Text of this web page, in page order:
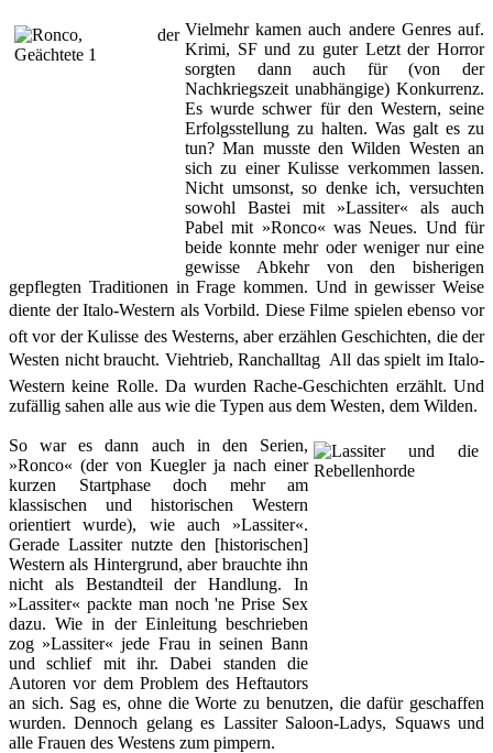
Vielmehr kamen auch andere Genres auf.
Krimi, SF und zu guter Letzt der Horror
sorgten dann auch für (von der
Nachkriegszeit unabhängige) Konkurrenz.
Es wurde schwer für den Western, seine
Erfolgsstellung zu halten. Was galt es zu
tun? Man musste den Wilden Westen an
sich zu einer Kulisse verkommen lassen.
Nicht umsonst, so denke ich, versuchten
sowohl Bastei mit »Lassiter« als auch
Pabel mit »Ronco« was Neues. Und für
beide konnte mehr oder weniger nur eine
gewisse Abkehr von den bisherigen
gepflegten Traditionen in Frage kommen. Und in gewisser Weise
diente der Italo-Western als Vorbild. Diese Filme spielen ebenso vor
oft vor der Kulisse des Westerns, aber erzählen Geschichten, die der
Westen nicht braucht. Viehtrieb, Ranchalltag  All das spielt im Italo-
Western keine Rolle. Da wurden Rache-Geschichten erzählt. Und
zufällig sahen alle aus wie die Typen aus dem Westen, dem Wilden.
So war es dann auch in den Serien,
»Ronco« (der von Kuegler ja nach einer
kurzen Startphase doch mehr am
klassischen und historischen Western
orientiert wurde), wie auch »Lassiter«.
Gerade Lassiter nutzte den [historischen]
Western als Hintergrund, aber brauchte ihn
nicht als Bestandteil der Handlung. In
»Lassiter« packte man noch 'ne Prise Sex
dazu. Wie in der Einleitung beschrieben
zog »Lassiter« jede Frau in seinen Bann
und schlief mit ihr. Dabei standen die
Autoren vor dem Problem des Heftautors
an sich. Sag es, ohne die Worte zu benutzen, die dafür geschaffen
wurden. Dennoch gelang es Lassiter Saloon-Ladys, Squaws und
alle Frauen des Westens zum pimpern.